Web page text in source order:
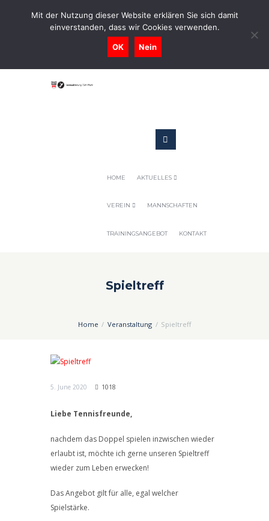
0731-9716400
Geschaeftsstelle@tennis-tsv-pfuhl.de
HOME AKTUELLES
VEREIN MANNSCHAFTEN
TRAININGSANGEBOT KONTAKT
Spieltreff
Home Veranstaltung Spieltreff
5. June 2020 1018
Liebe Tennisfreunde,
nachdem das Doppel spielen inzwischen wieder
erlaubt ist, möchte ich gerne unseren Spieltreff
wieder zum Leben erwecken!
Das Angebot gilt für alle, egal welcher
Spielstärke.
Mit der Nutzung dieser Website erklären Sie sich damit
einverstanden, dass wir Cookies verwenden.
OK Nein